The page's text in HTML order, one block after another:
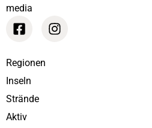
media
Regionen
Inseln
Strände
Aktiv